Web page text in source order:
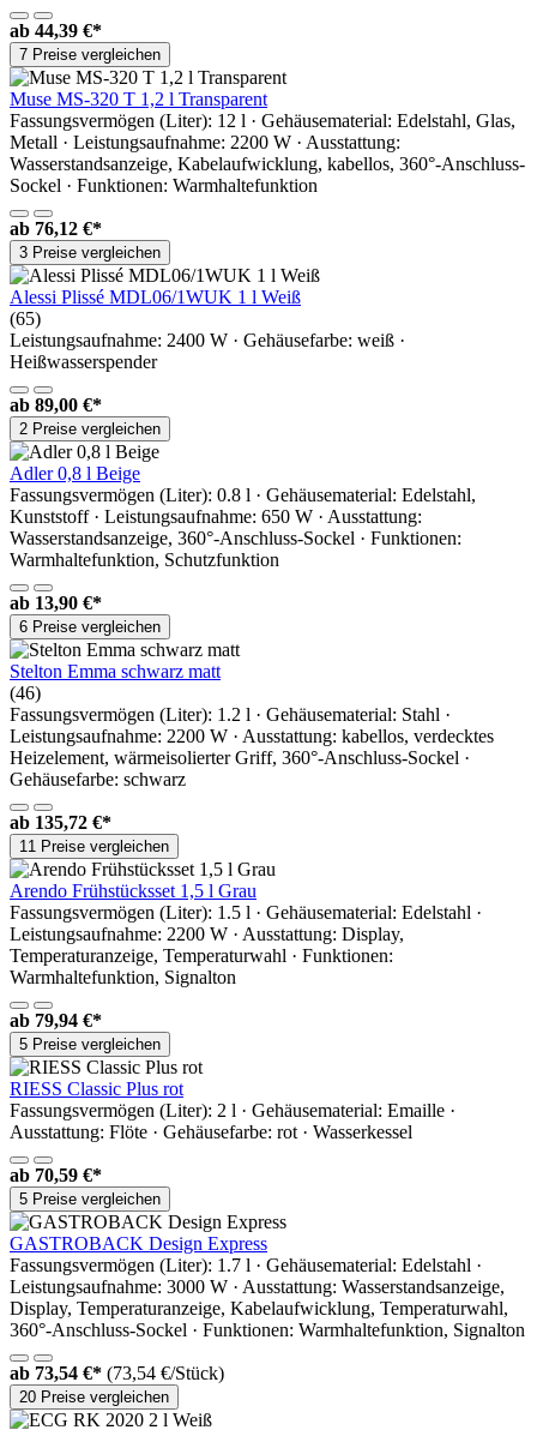
ab 44,39 €*
7 Preise vergleichen
Muse MS-320 T 1,2 l Transparent
Fassungsvermögen (Liter): 12 l · Gehäusematerial: Edelstahl, Glas,
Metall · Leistungsaufnahme: 2200 W · Ausstattung:
Wasserstandsanzeige, Kabelaufwicklung, kabellos, 360°-Anschluss-
Sockel · Funktionen: Warmhaltefunktion
ab 76,12 €*
3 Preise vergleichen
Alessi Plissé MDL06/1WUK 1 l Weiß
(65)
Leistungsaufnahme: 2400 W · Gehäusefarbe: weiß ·
Heißwasserspender
ab 89,00 €*
2 Preise vergleichen
Adler 0,8 l Beige
Fassungsvermögen (Liter): 0.8 l · Gehäusematerial: Edelstahl,
Kunststoff · Leistungsaufnahme: 650 W · Ausstattung:
Wasserstandsanzeige, 360°-Anschluss-Sockel · Funktionen:
Warmhaltefunktion, Schutzfunktion
ab 13,90 €*
6 Preise vergleichen
Stelton Emma schwarz matt
(46)
Fassungsvermögen (Liter): 1.2 l · Gehäusematerial: Stahl ·
Leistungsaufnahme: 2200 W · Ausstattung: kabellos, verdecktes
Heizelement, wärmeisolierter Griff, 360°-Anschluss-Sockel ·
Gehäusefarbe: schwarz
ab 135,72 €*
11 Preise vergleichen
Arendo Frühstücksset 1,5 l Grau
Fassungsvermögen (Liter): 1.5 l · Gehäusematerial: Edelstahl ·
Leistungsaufnahme: 2200 W · Ausstattung: Display,
Temperaturanzeige, Temperaturwahl · Funktionen:
Warmhaltefunktion, Signalton
ab 79,94 €*
5 Preise vergleichen
RIESS Classic Plus rot
Fassungsvermögen (Liter): 2 l · Gehäusematerial: Emaille ·
Ausstattung: Flöte · Gehäusefarbe: rot · Wasserkessel
ab 70,59 €*
5 Preise vergleichen
GASTROBACK Design Express
Fassungsvermögen (Liter): 1.7 l · Gehäusematerial: Edelstahl ·
Leistungsaufnahme: 3000 W · Ausstattung: Wasserstandsanzeige,
Display, Temperaturanzeige, Kabelaufwicklung, Temperaturwahl,
360°-Anschluss-Sockel · Funktionen: Warmhaltefunktion, Signalton
ab 73,54 €* (73,54 €/Stück)
20 Preise vergleichen